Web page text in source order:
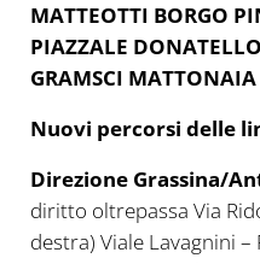
MATTEOTTI BORGO
PIAZZALE DONATELLO
GRAMSCI MATTONAIA
Nuovi percorsi delle
Direzione Grassina/
diritto oltrepassa Via
destra) Viale Lavagnini